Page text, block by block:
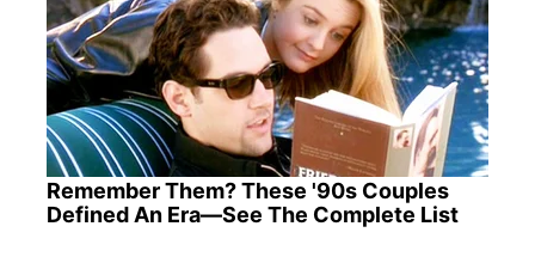
Remember Them? These '90s Couples
Defined An Era—See The Complete List